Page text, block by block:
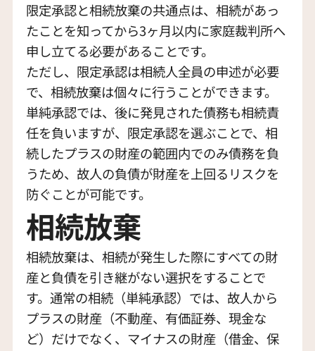
限定承認と相続放棄の共通点は、相続があっ
たことを知ってから3ヶ月以内に家庭裁判所へ
申し立てる必要があることです。
ただし、限定承認は相続人全員の申述が必要
で、相続放棄は個々に行うことができます。
単純承認では、後に発見された債務も相続責
任を負いますが、限定承認を選ぶことで、相
続したプラスの財産の範囲内でのみ債務を負
うため、故人の負債が財産を上回るリスクを
防ぐことが可能です。
相続放棄
相続放棄は、相続が発生した際にすべての財
産と負債を引き継がない選択をすることで
す。通常の相続（単純承認）では、故人から
プラスの財産（不動産、有価証券、現金な
ど）だけでなく、マイナスの財産（借金、保